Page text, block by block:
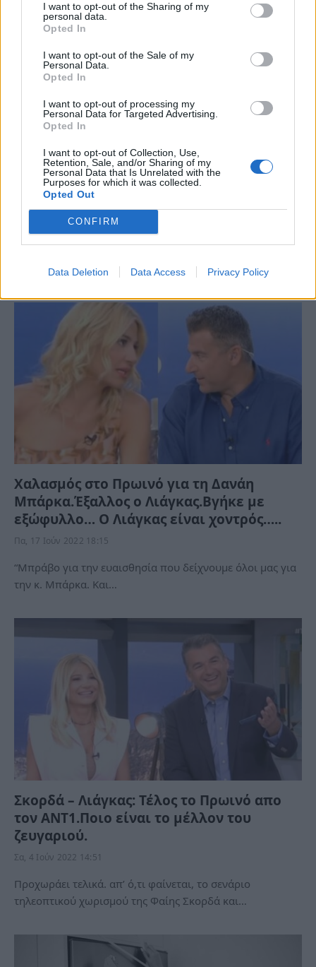
I want to opt-out of the Sharing of my
personal data.
Opted In
I want to opt-out of the Sale of my
Personal Data.
Opted In
I want to opt-out of processing my
Personal Data for Targeted Advertising.
Opted In
I want to opt-out of Collection, Use,
Retention, Sale, and/or Sharing of my
Personal Data that Is Unrelated with the
Purposes for which it was collected.
Opted Out
CONFIRM
Data Deletion Data Access Privacy Policy
Ζήνα Κουτσελίνη:Έδωσε στον αέρα του
Μουτσινά την Φαίη Σκορδά.Που θα πάει η
Σκορδά αν τελικά φύγει από το Πρωινό.
Πα, 1 Ιούλ 2022 11:21
τηλεοπτική πιάτσα, αφού θήτευσε πίσω από…
Χαλασμός στο Πρωινό για τη Δανάη
Μπάρκα.Έξαλλος ο Λιάγκας.Βγήκε με
εξώφυλλο… Ο Λιάγκας είναι χοντρός…..
Πα, 17 Ιούν 2022 18:15
“Μπράβο για την ευαισθησία που δείχνουμε όλοι μας για
την κ. Μπάρκα. Και…
Σκορδά – Λιάγκας: Τέλος το Πρωινό απο
τον ANT1.Ποιο είναι το μέλλον του
ζευγαριού.
Σα, 4 Ιούν 2022 14:51
Προχωράει τελικά. απ’ ό,τι φαίνεται, το σενάριο
τηλεοπτικού χωρισμού της Φαίης Σκορδά και…